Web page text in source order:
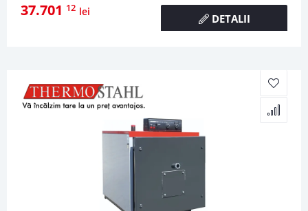
37.701 12 lei
DETALII